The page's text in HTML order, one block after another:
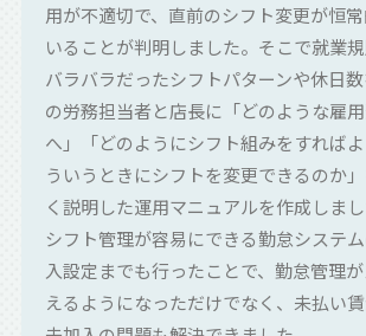
用が不適切で、直前のシフト変更が恒
いることが判明しました。そこで就業規
バラバラだったシフトパターンや休日
の労務担当者と店長に「どのような雇
へ」「どのようにシフト組みをすれば
ういうときにシフトを変更できるのか
く説明した運用マニュアルを作成しまし
シフト管理が容易にできる勤怠システ
入設定までも行ったことで、勤怠管理
えるようになっただけでなく、未払い